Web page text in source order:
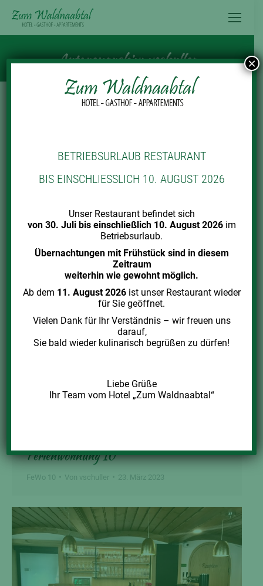
springen
Autorenarchiv:vschuller
Ferienwohnung 10
FeWo 10 Von vschuller 23. März 2023
BETRIEBSURLAUB RESTAURANT
BIS EINSCHLIESSLICH 10. AUGUST 2026
Unser Restaurant befindet sich
von 30. Juli bis einschließlich 10. August 2026 im
Betriebsurlaub.
Übernachtungen mit Frühstück sind in diesem
Zeitraum
weiterhin wie gewohnt möglich.
Ab dem 11. August 2026 ist unser Restaurant wieder
für Sie geöffnet.
Vielen Dank für Ihr Verständnis – wir freuen uns
darauf,
Sie bald wieder kulinarisch begrüßen zu dürfen!
Liebe Grüße
Ihr Team vom Hotel „Zum Waldnaabtal“
×